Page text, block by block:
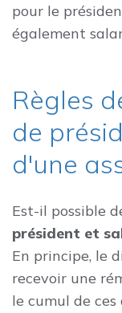
pour le
également
Règles
de
d'une
Est-il possible
président et
En principe, le
recevoir une
le cumul de